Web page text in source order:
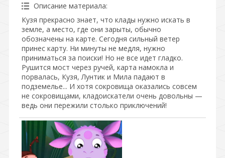
Описание материала:
Кузя прекрасно знает, что клады нужно искать в
земле, а место, где они зарыты, обычно
обозначены на карте. Сегодня сильный ветер
принес карту. Ни минуты не медля, нужно
приниматься за поиски! Но не все идет гладко.
Рушится мост через ручей, карта намокла и
порвалась, Кузя, Лунтик и Мила падают в
подземелье... И хотя сокровища оказались совсем
не сокровищами, кладоискатели очень довольны —
ведь они пережили столько приключений!